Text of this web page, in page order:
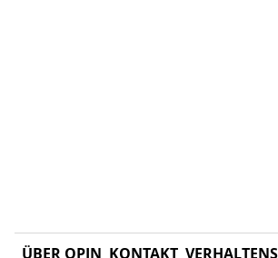
ÜBER OPIN KONTAKT